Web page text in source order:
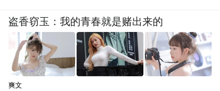
盗香窃玉：我的青春就是赌出来的
爽文